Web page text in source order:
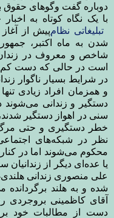
دوباره گفت وگوهای
با یک نگاه کوتاه به
تبلیغاتی نظامپیش از
شدن به ماه اکتبر،
شاخص و معروف در زندان
است در حالی که دست کم
در شرایط بسیار ناگوار
و همزمان افراد زیادی
دستگیر و زندانی
سنی در اهواز دستگیر
خطر دستگیری و حتی مرگ
نظر در شبکه‌های
محکوم می‌شوند اما در
یا عده‌ای دیگر از
علی منصوری زندانی
شده و به هلند برگردانده
آقای کاظمینی بروجردی
دست از مطالبات خود